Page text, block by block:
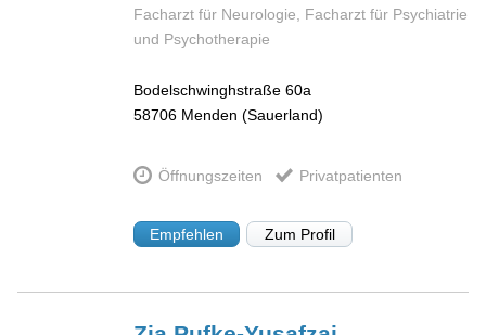
Facharzt für Neurologie, Facharzt für Psychiatrie
und Psychotherapie
Bodelschwinghstraße 60a
58706 Menden (Sauerland)
Öffnungszeiten Privatpatienten
Empfehlen Zum Profil